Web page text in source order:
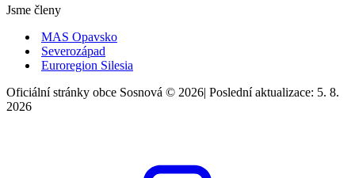
Jsme členy
MAS Opavsko
Severozápad
Euroregion Silesia
Oficiální stránky obce Sosnová © 2026| Poslední aktualizace: 5. 8.
2026